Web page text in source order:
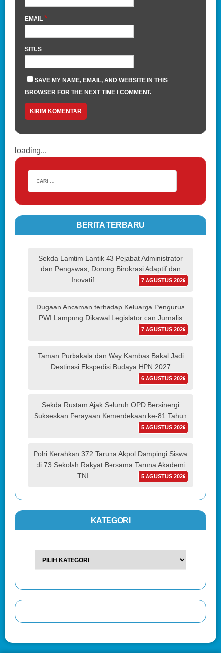
EMAIL *
SITUS
SAVE MY NAME, EMAIL, AND WEBSITE IN THIS
BROWSER FOR THE NEXT TIME I COMMENT.
loading...
BERITA TERBARU
Sekda Lamtim Lantik 43 Pejabat Administrator
dan Pengawas, Dorong Birokrasi Adaptif dan
Inovatif
7 AGUSTUS 2026
Dugaan Ancaman terhadap Keluarga Pengurus
PWI Lampung Dikawal Legislator dan Jurnalis
7 AGUSTUS 2026
Taman Purbakala dan Way Kambas Bakal Jadi
Destinasi Ekspedisi Budaya HPN 2027
6 AGUSTUS 2026
Sekda Rustam Ajak Seluruh OPD Bersinergi
Sukseskan Perayaan Kemerdekaan ke-81 Tahun
5 AGUSTUS 2026
Polri Kerahkan 372 Taruna Akpol Dampingi Siswa
di 73 Sekolah Rakyat Bersama Taruna Akademi
TNI
5 AGUSTUS 2026
KATEGORI